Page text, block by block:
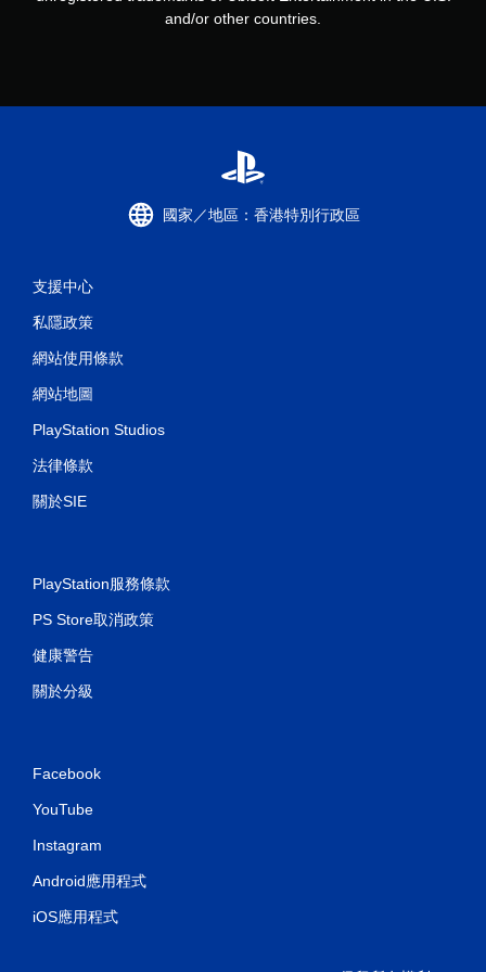
and/or other countries.
國家／地區：香港特別行政區
支援中心
私隱政策
網站使用條款
網站地圖
PlayStation Studios
法律條款
關於SIE
PlayStation服務條款
PS Store取消政策
健康警告
關於分級
Facebook
YouTube
Instagram
Android應用程式
iOS應用程式